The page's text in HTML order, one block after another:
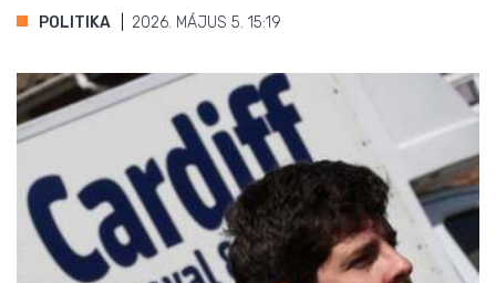
POLITIKA 2026. MÁJUS 5. 15:19